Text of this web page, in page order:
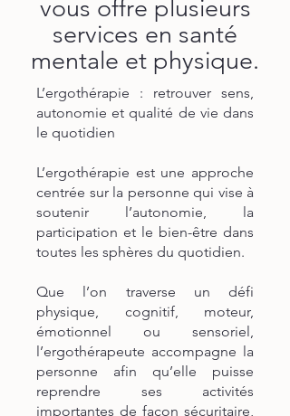
vous offre plusieurs
services en santé
mentale et physique.
L’ergothérapie : retrouver sens,
autonomie et qualité de vie dans
le quotidien
L’ergothérapie est une approche
centrée sur la personne qui vise à
soutenir l’autonomie, la
participation et le bien-être dans
toutes les sphères du quotidien.
Que l’on traverse un défi
physique, cognitif, moteur,
émotionnel ou sensoriel,
l’ergothérapeute accompagne la
personne afin qu’elle puisse
reprendre ses activités
importantes de façon sécuritaire,